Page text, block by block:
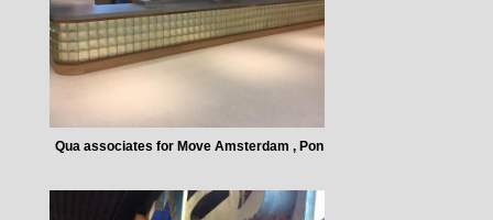
Qua associates for Move Amsterdam , Pon